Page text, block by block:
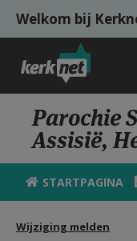
Overslaan en naar de
Welkom bij
KERK
Parochie
Assisië,
STARTPAGINA
Wijziging melden